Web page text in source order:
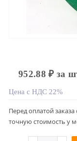
952.88 ₽ за
Цена с НДС 22%
Перед оплатой
точную стоимость у